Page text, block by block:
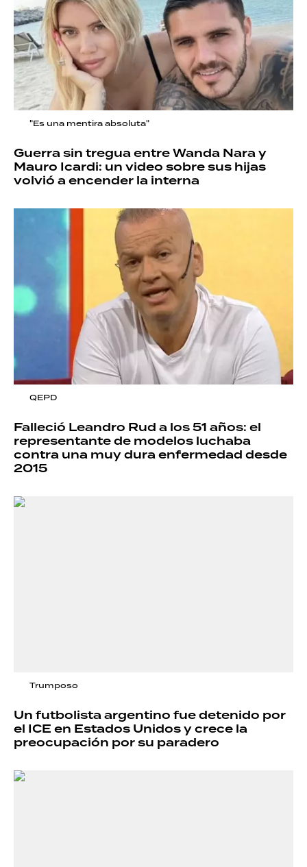
"Es una mentira absoluta"
Guerra sin tregua entre Wanda Nara y
Mauro Icardi: un video sobre sus hijas
volvió a encender la interna
QEPD
Falleció Leandro Rud a los 51 años: el
representante de modelos luchaba
contra una muy dura enfermedad desde
2015
Trumposo
Un futbolista argentino fue detenido por
el ICE en Estados Unidos y crece la
preocupación por su paradero